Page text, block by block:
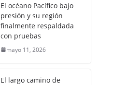
El océano Pacífico bajo
presión y su región
finalmente respaldada
con pruebas
mayo 11, 2026
El largo camino de